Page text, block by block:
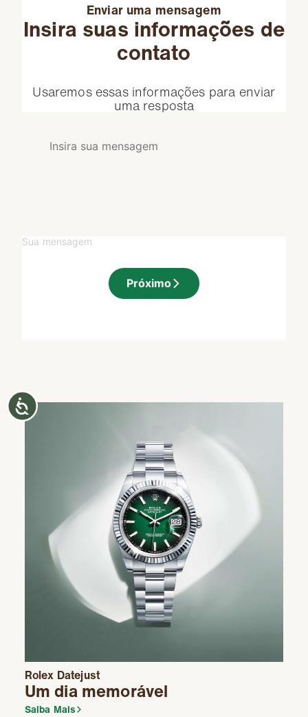
Enviar uma mensagem
Insira suas informações de
contato
Usaremos essas informações para enviar
uma resposta
Sua mensagem
Próximo
Rolex Datejust
Um dia memorável
Saiba Mais